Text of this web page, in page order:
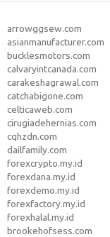
arrowggsew.com
asianmanufacturer.com
bucklesmotors.com
calvaryintcanada.com
carakeshagrawal.com
catchabigone.com
celticaweb.com
cirugiadehernias.com
cqhzdn.com
dailfamily.com
forexcrypto.my.id
forexdana.my.id
forexdemo.my.id
forexfactory.my.id
forexhalal.my.id
brookehofsess.com